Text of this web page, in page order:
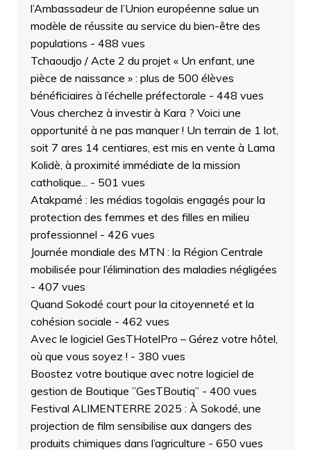
l’Ambassadeur de l’Union européenne salue un
modèle de réussite au service du bien-être des
populations - 488 vues
Tchaoudjo / Acte 2 du projet « Un enfant, une
pièce de naissance » : plus de 500 élèves
bénéficiaires à l’échelle préfectorale - 448 vues
Vous cherchez à investir à Kara ? Voici une
opportunité à ne pas manquer ! Un terrain de 1 lot,
soit 7 ares 14 centiares, est mis en vente à Lama
Kolidè, à proximité immédiate de la mission
catholique...
- 501 vues
Atakpamé : les médias togolais engagés pour la
protection des femmes et des filles en milieu
professionnel - 426 vues
Journée mondiale des MTN : la Région Centrale
mobilisée pour l’élimination des maladies négligées
- 407 vues
Quand Sokodé court pour la citoyenneté et la
cohésion sociale - 462 vues
Avec le logiciel GesTHotelPro – Gérez votre hôtel,
où que vous soyez ! - 380 vues
Boostez votre boutique avec notre logiciel de
gestion de Boutique ”GesTBoutiq” - 400 vues
Festival ALIMENTERRE 2025 : À Sokodé, une
projection de film sensibilise aux dangers des
produits chimiques dans l’agriculture - 650 vues